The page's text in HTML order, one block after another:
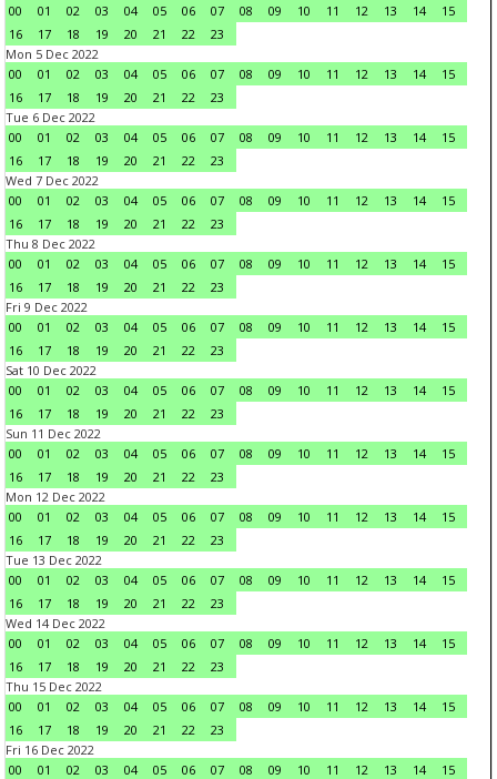
00
01 02 03 04 05 06 07 08 09 10 11 12 13 14
15
16
17 18 19 20 21 22
23
Mon 5 Dec 2022
00
01 02 03 04 05 06 07 08 09 10 11 12 13 14
15
16
17 18 19 20 21 22
23
Tue 6 Dec 2022
00
01 02 03 04 05 06 07 08 09 10 11 12 13 14
15
16
17 18 19 20 21 22
23
Wed 7 Dec 2022
00
01 02 03 04 05 06 07 08 09 10 11 12 13 14
15
16
17 18 19 20 21 22
23
Thu 8 Dec 2022
00
01 02 03 04 05 06 07 08 09 10 11 12 13 14
15
16
17 18 19 20 21 22
23
Fri 9 Dec 2022
00
01 02 03 04 05 06 07 08 09 10 11 12 13 14
15
16
17 18 19 20 21 22
23
Sat 10 Dec 2022
00
01 02 03 04 05 06 07 08 09 10 11 12 13 14
15
16
17 18 19 20 21 22
23
Sun 11 Dec 2022
00
01 02 03 04 05 06 07 08 09 10 11 12 13 14
15
16
17 18 19 20 21 22
23
Mon 12 Dec 2022
00
01 02 03 04 05 06 07 08 09 10 11 12 13 14
15
16
17 18 19 20 21 22
23
Tue 13 Dec 2022
00
01 02 03 04 05 06 07 08 09 10 11 12 13 14
15
16
17 18 19 20 21 22
23
Wed 14 Dec 2022
00
01 02 03 04 05 06 07 08 09 10 11 12 13 14
15
16
17 18 19 20 21 22
23
Thu 15 Dec 2022
00
01 02 03 04 05 06 07 08 09 10 11 12 13 14
15
16
17 18 19 20 21 22
23
Fri 16 Dec 2022
00
01 02 03 04 05 06 07 08 09 10 11 12 13 14
15